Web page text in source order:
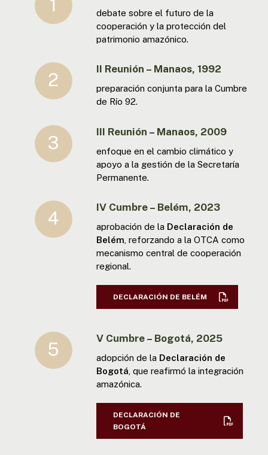
debate sobre el futuro de la
cooperación y la protección del
patrimonio amazónico.
II Reunión – Manaos, 1992
preparación conjunta para la Cumbre
de Río 92.
III Reunión – Manaos, 2009
enfoque en el cambio climático y
apoyo a la gestión de la Secretaría
Permanente.
IV Cumbre – Belém, 2023
aprobación de la Declaración de
Belém , reforzando a la OTCA como
mecanismo central de cooperación
regional.
DECLARACIÓN DE BELÉM
V Cumbre – Bogotá, 2025
adopción de la Declaración de
Bogotá , que reafirmó la integración
amazónica.
DECLARACIÓN DE
BOGOTÁ